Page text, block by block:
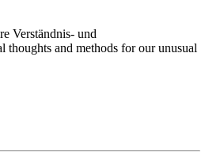
Verständnis- und
and methods for our unusual